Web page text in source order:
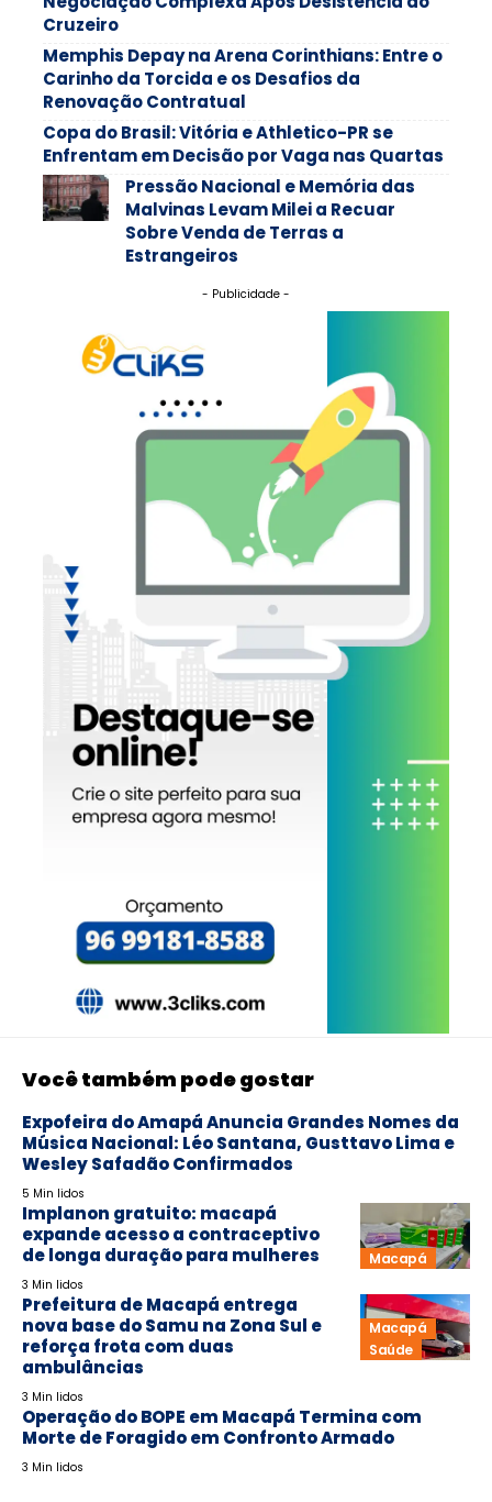
Cruzeiro
Memphis Depay na Arena Corinthians: Entre o
Carinho da Torcida e os Desafios da
Renovação Contratual
Copa do Brasil: Vitória e Athletico-PR se
Enfrentam em Decisão por Vaga nas Quartas
Pressão Nacional e Memória das
Malvinas Levam Milei a Recuar
Sobre Venda de Terras a
Estrangeiros
- Publicidade -
Você também pode gostar
Expofeira do Amapá Anuncia Grandes Nomes da
Música Nacional: Léo Santana, Gusttavo Lima e
Wesley Safadão Confirmados
5 Min lidos
Macapá
Implanon gratuito: macapá
expande acesso a contraceptivo
de longa duração para mulheres
3 Min lidos
Macapá
Saúde
Prefeitura de Macapá entrega
nova base do Samu na Zona Sul e
reforça frota com duas
ambulâncias
3 Min lidos
Operação do BOPE em Macapá Termina com
Morte de Foragido em Confronto Armado
3 Min lidos